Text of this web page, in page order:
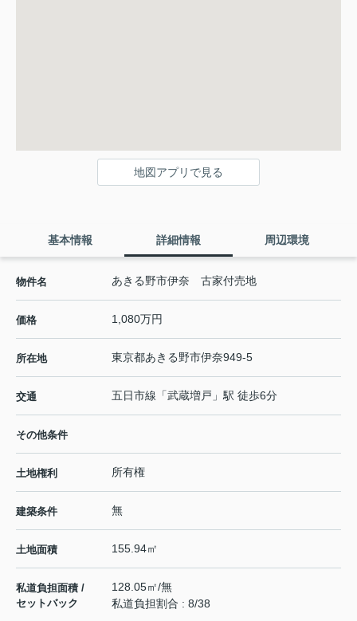
地図アプリで見る
基本情報 詳細情報 周辺環境
物件名 あきる野市伊奈 古家付売地
価格 1,080万円
所在地 東京都あきる野市伊奈949-5
交通 五日市線 「武蔵増戸 」駅 徒歩6分
その他条件
土地権利 所有権
建築条件 無
土地面積 155.94㎡
私道負担面積 /
セットバック
128.05㎡/無
私道負担割合 : 8/38